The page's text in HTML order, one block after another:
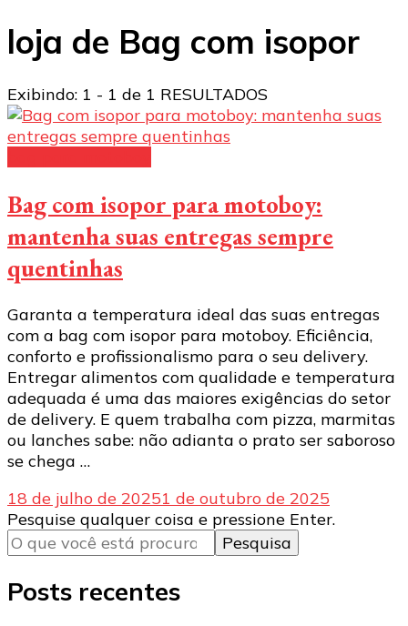
loja de Bag com isopor
Exibindo: 1 - 1 de 1 RESULTADOS
Bag com isopor para motoboy:
mantenha suas entregas sempre
quentinhas
Garanta a temperatura ideal das suas entregas
com a bag com isopor para motoboy. Eficiência,
conforto e profissionalismo para o seu delivery.
Entregar alimentos com qualidade e temperatura
adequada é uma das maiores exigências do setor
de delivery. E quem trabalha com pizza, marmitas
ou lanches sabe: não adianta o prato ser saboroso
se chega …
18 de julho de 20251 de outubro de 2025
Procurando
algo?
Pesquise qualquer coisa e pressione Enter.
Posts recentes